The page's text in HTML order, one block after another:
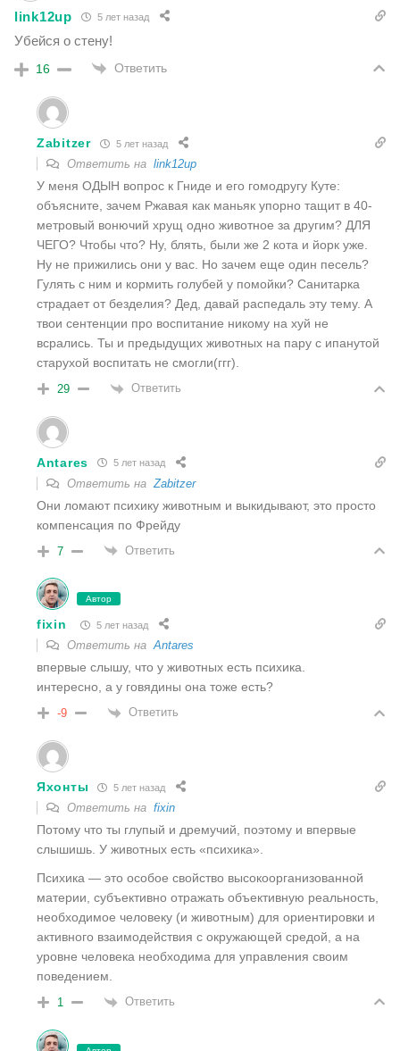
link12up 5 лет назад
Убейся о стену!
16 Ответить
Zabitzer 5 лет назад
Ответить на link12up
У меня ОДЫН вопрос к Гниде и его гомодругу Куте:
объясните, зачем Ржавая как маньяк упорно тащит в 40-
метровый вонючий хрущ одно животное за другим? ДЛЯ
ЧЕГО? Чтобы что? Ну, блять, были же 2 кота и йорк уже.
Ну не прижились они у вас. Но зачем еще один песель?
Гулять с ним и кормить голубей у помойки? Санитарка
страдает от безделия? Дед, давай распедаль эту тему. А
твои сентенции про воспитание никому на хуй не
всрались. Ты и предыдущих животных на пару с ипанутой
старухой воспитать не смогли(ггг).
29 Ответить
Antares 5 лет назад
Ответить на Zabitzer
Они ломают психику животным и выкидывают, это просто
компенсация по Фрейду
7 Ответить
Автор
fixin 5 лет назад
Ответить наAntares
впервые слышу, что у животных есть психика.
интересно, а у говядины она тоже есть?
-9 Ответить
Яхонты 5 лет назад
Ответить на fixin
Потому что ты глупый и дремучий, поэтому и впервые
слышишь. У животных есть «психика».
Психика — это особое свойство высокоорганизованной
материи, субъективно отражать объективную реальность,
необходимое человеку (и животным) для ориентировки и
активного взаимодействия с окружающей средой, а на
уровне человека необходима для управления своим
поведением.
1 Ответить